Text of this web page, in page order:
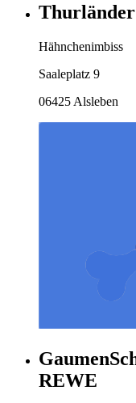
Hähnchenimbiss
Saaleplatz 9
06425 Alsleben
REWE